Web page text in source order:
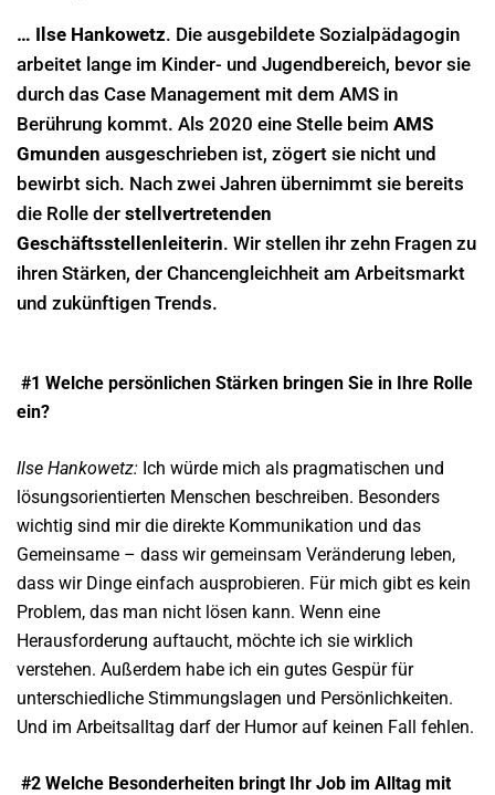
… Ilse Hankowetz. Die ausgebildete Sozialpädagogin
arbeitet lange im Kinder- und Jugendbereich, bevor sie
durch das Case Management mit dem AMS in
Berührung kommt. Als 2020 eine Stelle beim AMS
Gmunden ausgeschrieben ist, zögert sie nicht und
bewirbt sich. Nach zwei Jahren übernimmt sie bereits
die Rolle der stellvertretenden
Geschäftsstellenleiterin. Wir stellen ihr zehn Fragen zu
ihren Stärken, der Chancengleichheit am Arbeitsmarkt
und zukünftigen Trends.
#1 Welche persönlichen Stärken bringen Sie in Ihre Rolle
ein?
Ilse Hankowetz: Ich würde mich als pragmatischen und
lösungsorientierten Menschen beschreiben. Besonders
wichtig sind mir die direkte Kommunikation und das
Gemeinsame – dass wir gemeinsam Veränderung leben,
dass wir Dinge einfach ausprobieren. Für mich gibt es kein
Problem, das man nicht lösen kann. Wenn eine
Herausforderung auftaucht, möchte ich sie wirklich
verstehen. Außerdem habe ich ein gutes Gespür für
unterschiedliche Stimmungslagen und Persönlichkeiten.
Und im Arbeitsalltag darf der Humor auf keinen Fall fehlen.
#2 Welche Besonderheiten bringt Ihr Job im Alltag mit